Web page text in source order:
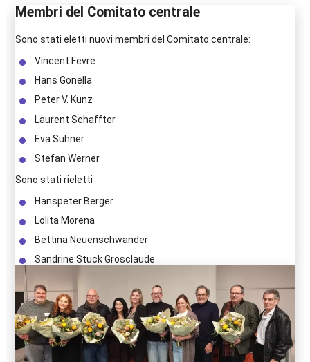
Membri del Comitato centrale
Sono stati eletti nuovi membri del Comitato centrale:
Vincent Fevre
Hans Gonella
Peter V. Kunz
Laurent Schaffter
Eva Suhner
Stefan Werner
Sono stati rieletti
Hanspeter Berger
Lolita Morena
Bettina Neuenschwander
Sandrine Stuck Grosclaude